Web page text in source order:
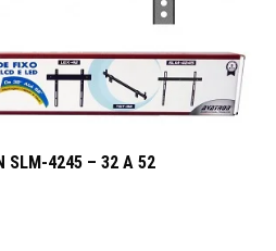
SLM-4245 – 32 A 52